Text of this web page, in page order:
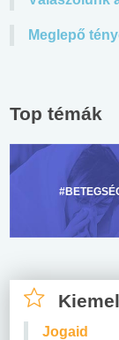
Meglepő
Top témák
Jogaid